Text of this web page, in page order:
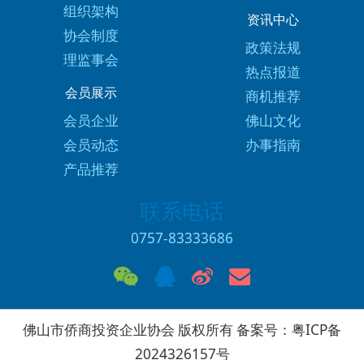
组织架构
协会制度
理监事会
资讯中心
政策法规
热点报道
商机推荐
佛山文化
办事指南
会员展示
会员企业
会员动态
产品推荐
联系电话
0757-83333686
佛山市侨商投资企业协会 版权所有 备案号： 粤ICP备
2024326157号